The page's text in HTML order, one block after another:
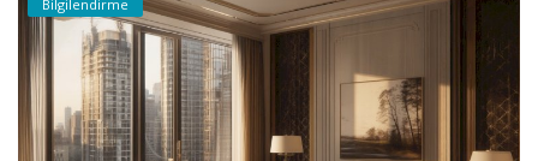
Bilgilendirme